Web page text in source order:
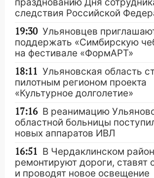
следствия Российской
19:30 Ульяновцев
поддержать «Симбирскую
на фестивале «ФормАРТ»
18:11 Ульяновская область
пилотным регионом проекта
«Культурное долголетие»
17:16 В реанимацию
областной больницы
новых аппаратов ИВЛ
16:51 В Чердаклинском
ремонтируют дороги, ставят
и проводят новое освещение